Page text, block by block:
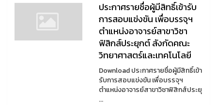
ประกาศรายชื่อผู้มีสิทธิ์เข้ารับ
การสอบแข่งขัน เพื่อบรรจุฯ
ตำแหน่งอาจารย์สาขาวิชา
ฟิสิกส์ประยุกต์ สังกัดคณะ
วิทยาศาสตร์และเทคโนโลยี
Download ประกาศรายชื่อผู้มีสิทธิ์เข้า
รับการสอบแข่งขัน เพื่อบรรจุฯ
ตำแหน่งอาจารย์สาขาวิชาฟิสิกส์ประยุ
...